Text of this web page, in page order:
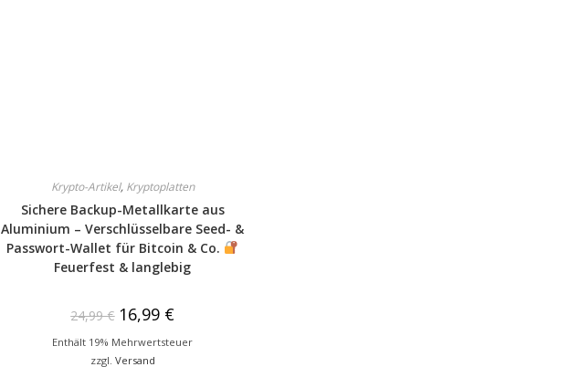
Krypto-Artikel, Kryptoplatten
Sichere Backup-Metallkarte aus
Aluminium – Verschlüsselbare Seed- &
Passwort-Wallet für Bitcoin & Co.
Feuerfest & langlebig
24,99€ 16,99 €
Enthält 19% Mehrwertsteuer
zzgl. Versand